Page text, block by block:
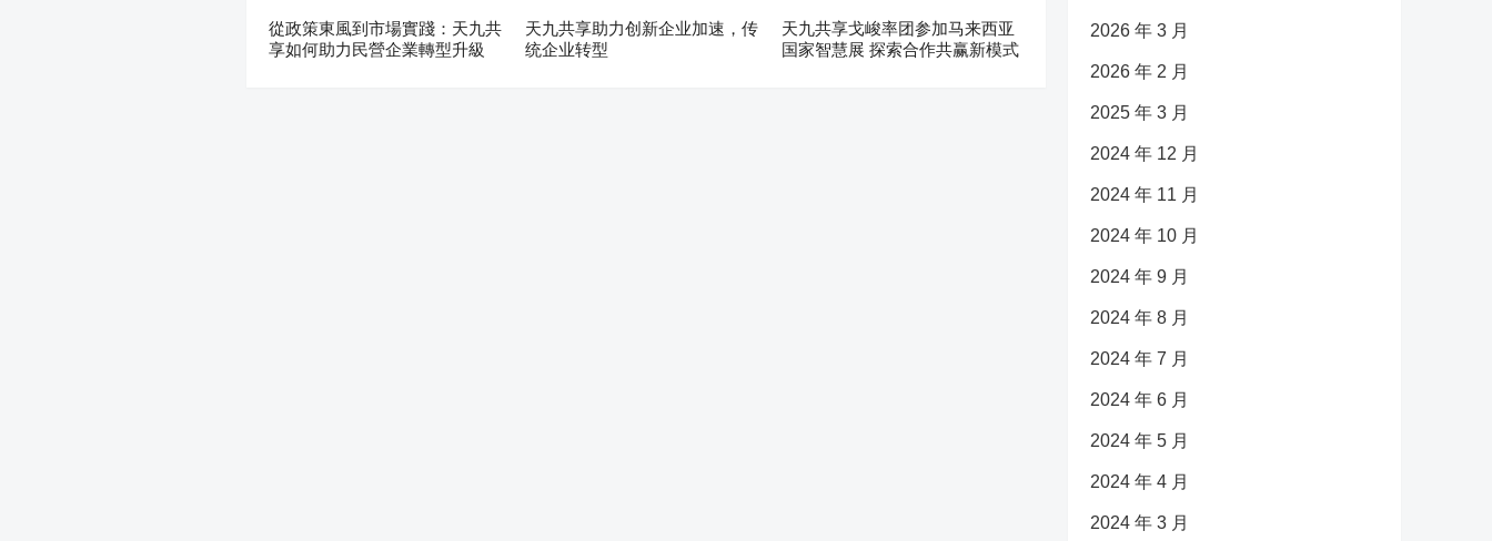
從政策東風到市場實踐：天九共
享如何助力民營企業轉型升級
天九共享助力创新企业加速，传
统企业转型
天九共享戈峻率团参加马来西亚
国家智慧展 探索合作共赢新模式
2026 年 3 月
2026 年 2 月
2025 年 3 月
2024 年 12 月
2024 年 11 月
2024 年 10 月
2024 年 9 月
2024 年 8 月
2024 年 7 月
2024 年 6 月
2024 年 5 月
2024 年 4 月
2024 年 3 月